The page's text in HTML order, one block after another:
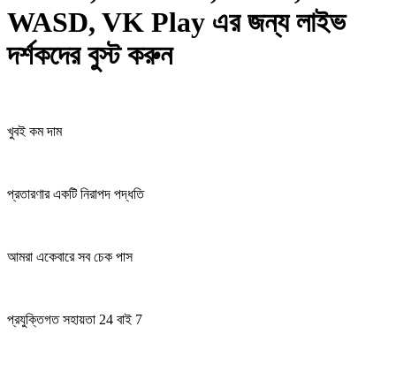
WASD, VK Play এর জন্য লাইভ
দর্শকদের বুস্ট করুন
খুবই কম দাম
প্রতারণার একটি নিরাপদ পদ্ধতি
আমরা একেবারে সব চেক পাস
প্রযুক্তিগত সহায়তা 24 বাই 7